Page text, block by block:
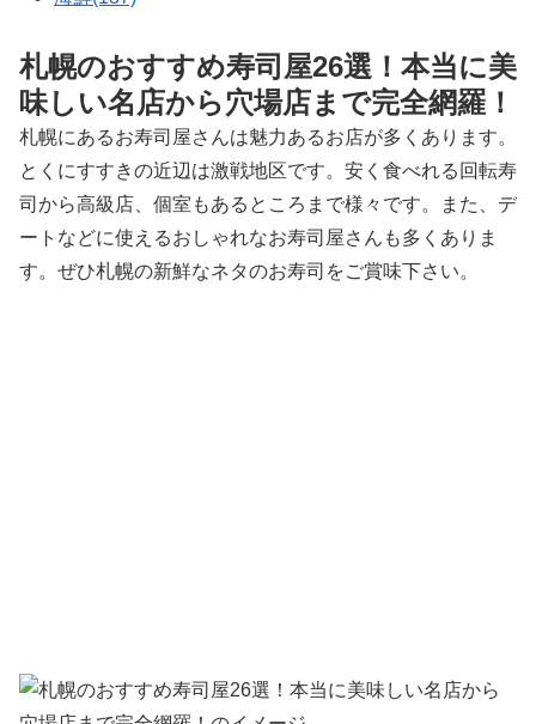
札幌のおすすめ寿司屋26選！本当に美
味しい名店から穴場店まで完全網羅！
札幌にあるお寿司屋さんは魅力あるお店が多くあります。
とくにすすきの近辺は激戦地区です。安く食べれる回転寿
司から高級店、個室もあるところまで様々です。また、デ
ートなどに使えるおしゃれなお寿司屋さんも多くありま
す。ぜひ札幌の新鮮なネタのお寿司をご賞味下さい。